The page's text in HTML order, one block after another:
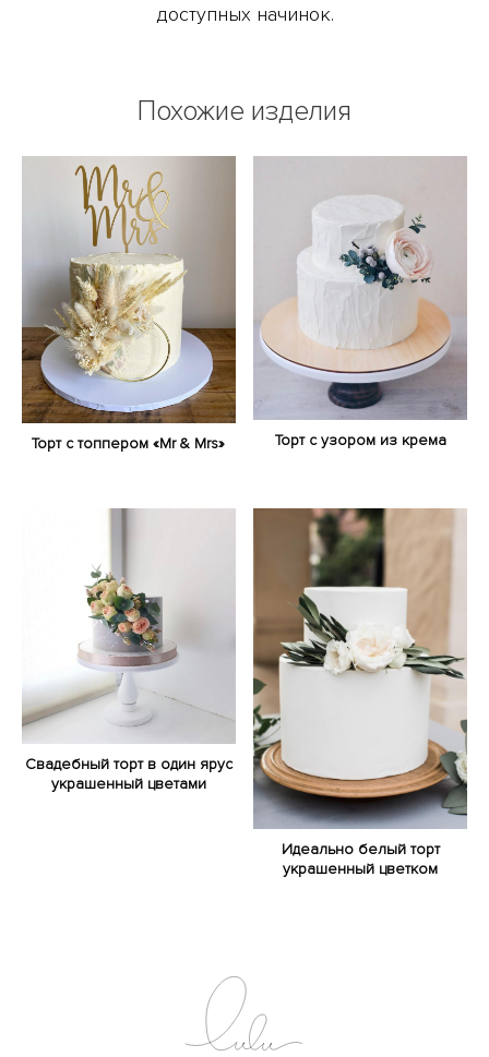
доступных начинок.
Похожие изделия
Торт с топпером «Mr & Mrs» Торт с узором из крема
Свадебный торт в один ярус
украшенный цветами
Идеально белый торт
украшенный цветком